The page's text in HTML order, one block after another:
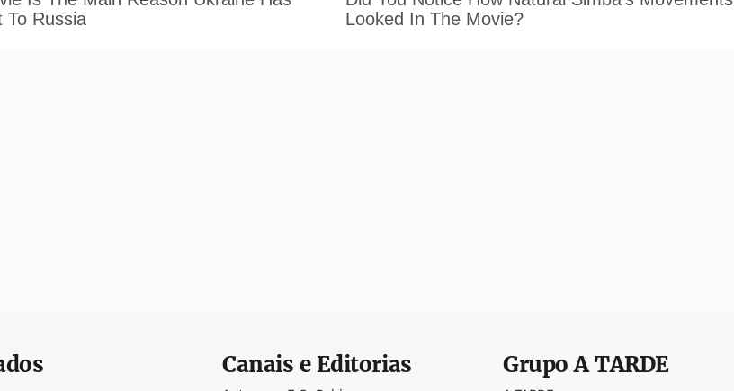
Canais e Editorias GrupoA TARDE